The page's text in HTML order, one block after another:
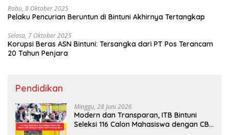
Rabu, 8 Oktober 2025
Pelaku Pencurian Beruntun di Bintuni Akhirnya Tertangkap
Selasa, 7 Oktober 2025
Korupsi Beras ASN Bintuni: Tersangka dari PT Pos Terancam
20 Tahun Penjara
Pendidikan
Minggu, 28 Juni 2026
Modern dan Transparan, ITB Bintuni
Seleksi 116 Calon Mahasiswa dengan CBT